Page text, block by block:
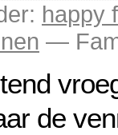
happy
—
de